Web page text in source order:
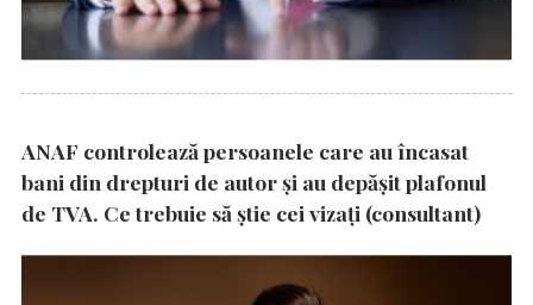
ANAF controlează persoanele care au încasat
bani din drepturi de autor și au depășit plafonul
de TVA. Ce trebuie să știe cei vizați (consultant)